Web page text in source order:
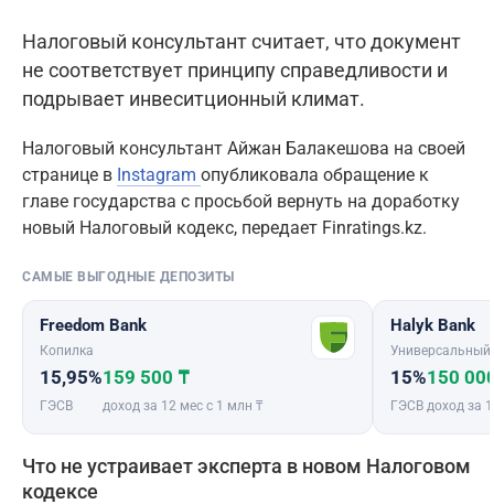
Налоговый консультант считает, что документ
не соответствует принципу справедливости и
подрывает инвеситционный климат.
Налоговый консультант Айжан Балакешова на своей
странице в Instagram опубликовала обращение к
главе государства с просьбой вернуть на доработку
новый Налоговый кодекс, передает Finratings.kz.
САМЫЕ ВЫГОДНЫЕ ДЕПОЗИТЫ
Freedom Bank
Копилка
15,95%
ГЭСВ
159 500 ₸
доход за 12 мес с 1 млн ₸
Halyk Bank
Универсальный
15%
ГЭСВ
150
доход за
Что не устраивает эксперта в новом Налоговом
кодексе